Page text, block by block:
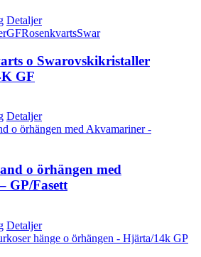
Detaljer
o Swarovskikristaller
GF
Detaljer
o örhängen med
GP/Fasett
Detaljer